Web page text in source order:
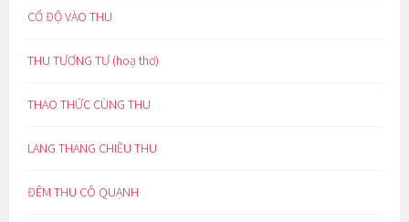
CỔ ĐỘ VÀO THU
THU TƯƠNG TƯ (hoạ thơ)
THAO THỨC CÙNG THU
LANG THANG CHIỀU THU
ĐÊM THU CÔ QUẠNH